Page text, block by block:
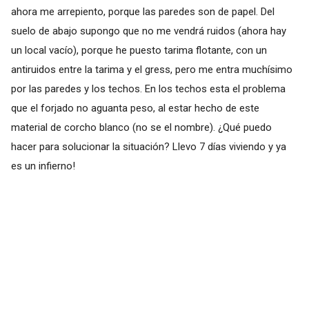
ahora me arrepiento, porque las paredes son de papel. Del
suelo de abajo supongo que no me vendrá ruidos (ahora hay
un local vacío), porque he puesto tarima flotante, con un
antiruidos entre la tarima y el gress, pero me entra muchísimo
por las paredes y los techos. En los techos esta el problema
que el forjado no aguanta peso, al estar hecho de este
material de corcho blanco (no se el nombre). ¿Qué puedo
hacer para solucionar la situación? Llevo 7 días viviendo y ya
es un infierno!